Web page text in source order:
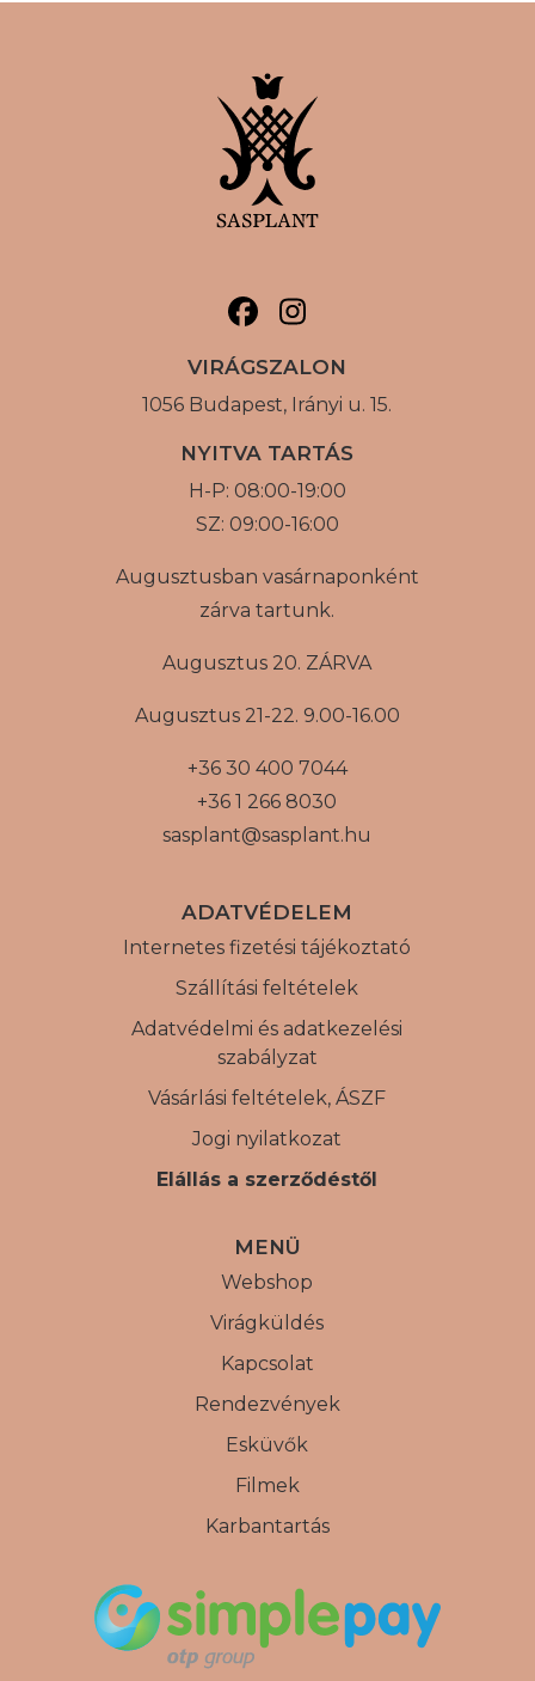
VIRÁGSZALON
1056 Budapest, Irányi u. 15.
NYITVA TARTÁS
H-P: 08:00-19:00
SZ: 09:00-16:00
Augusztusban vasárnaponként
zárva tartunk.
Augusztus 20. ZÁRVA
Augusztus 21-22. 9.00-16.00
+36 30 400 7044
+36 1 266 8030
sasplant@sasplant.hu
ADATVÉDELEM
Internetes fizetési tájékoztató
Szállítási feltételek
Adatvédelmi és adatkezelési
szabályzat
Vásárlási feltételek, ÁSZF
Jogi nyilatkozat
Elállás a szerződéstől
MENÜ
Webshop
Virágküldés
Kapcsolat
Rendezvények
Esküvők
Filmek
Karbantartás